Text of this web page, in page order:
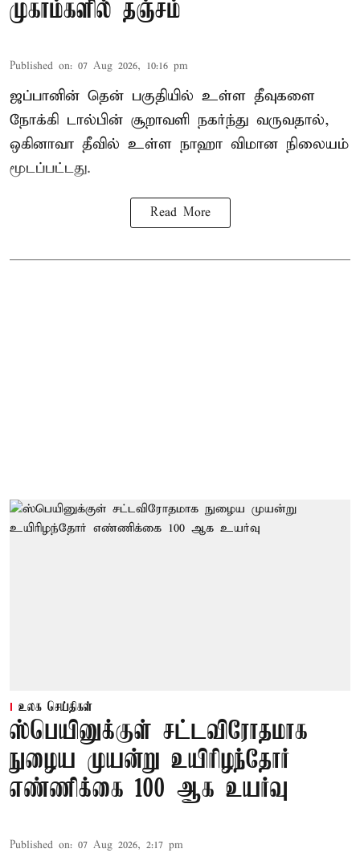
முகாம்களில் தஞ்சம்
Published on: 07 Aug 2026, 10:16 pm
ஜப்பானின் தென் பகுதியில் உள்ள தீவுகளை
நோக்கி டால்பின் சூறாவளி நகர்ந்து வருவதால்,
ஒகினாவா தீவில் உள்ள நாஹா விமான நிலையம்
மூடப்பட்டது.
Read More
உலக செய்திகள்
ஸ்பெயினுக்குள் சட்டவிரோதமாக
நுழைய முயன்று உயிரிழந்தோர்
எண்ணிக்கை 100 ஆக உயர்வு
Published on: 07 Aug 2026, 2:17 pm